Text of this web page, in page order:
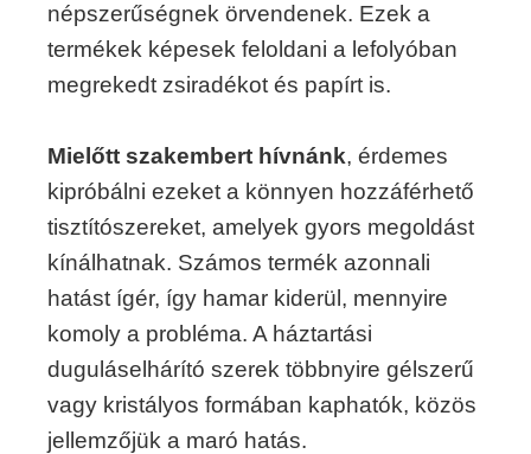
népszerűségnek örvendenek. Ezek a
termékek képesek feloldani a lefolyóban
megrekedt zsiradékot és papírt is.
Mielőtt szakembert hívnánk, érdemes
kipróbálni ezeket a könnyen hozzáférhető
tisztítószereket, amelyek gyors megoldást
kínálhatnak. Számos termék azonnali
hatást ígér, így hamar kiderül, mennyire
komoly a probléma. A háztartási
duguláselhárító szerek többnyire gélszerű
vagy kristályos formában kaphatók, közös
jellemzőjük a maró hatás.